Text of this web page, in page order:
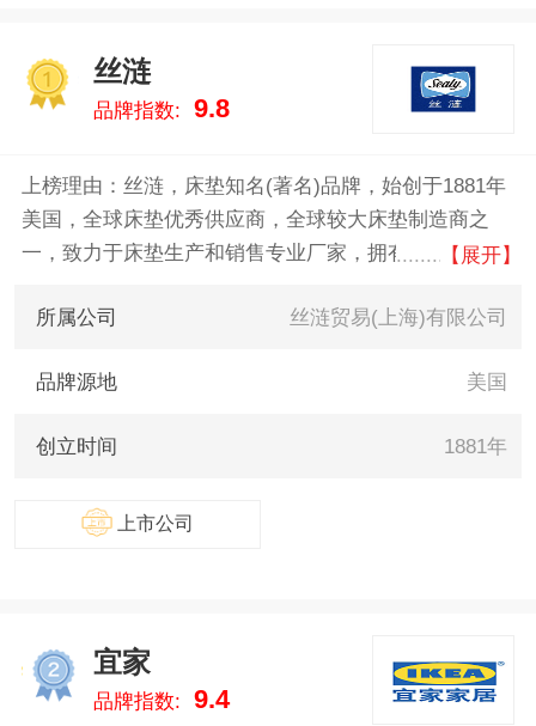
达/SERTA、斯林百
兰/Slumberland、箱根之梦 。我
床垫什么牌子好，供您参考。
丝涟
品牌指数: 9.8
上榜理由：丝涟，床垫知名(著名)品牌，始创于1881年
美国，全球床垫优秀供应商，全球较大床垫制造商之
一，致力于床垫生产和销售专业厂家，拥有世界最具规
（上海）有限公司于2008年正式成立。
【展开】
所属公司 丝涟贸易(上海)有限公司
品牌源地 美国
创立时间 1881年
上市公司
宜家
品牌指数: 9.4